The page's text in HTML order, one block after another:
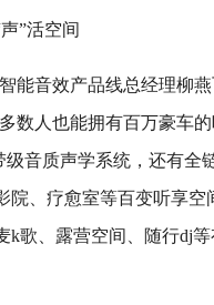
”活空间
能音效产品线总经理柳
数人也能拥有百万豪车
级音质声学系统，还有
院、疗愈室等百变听享
k歌、露营空间、随行dj